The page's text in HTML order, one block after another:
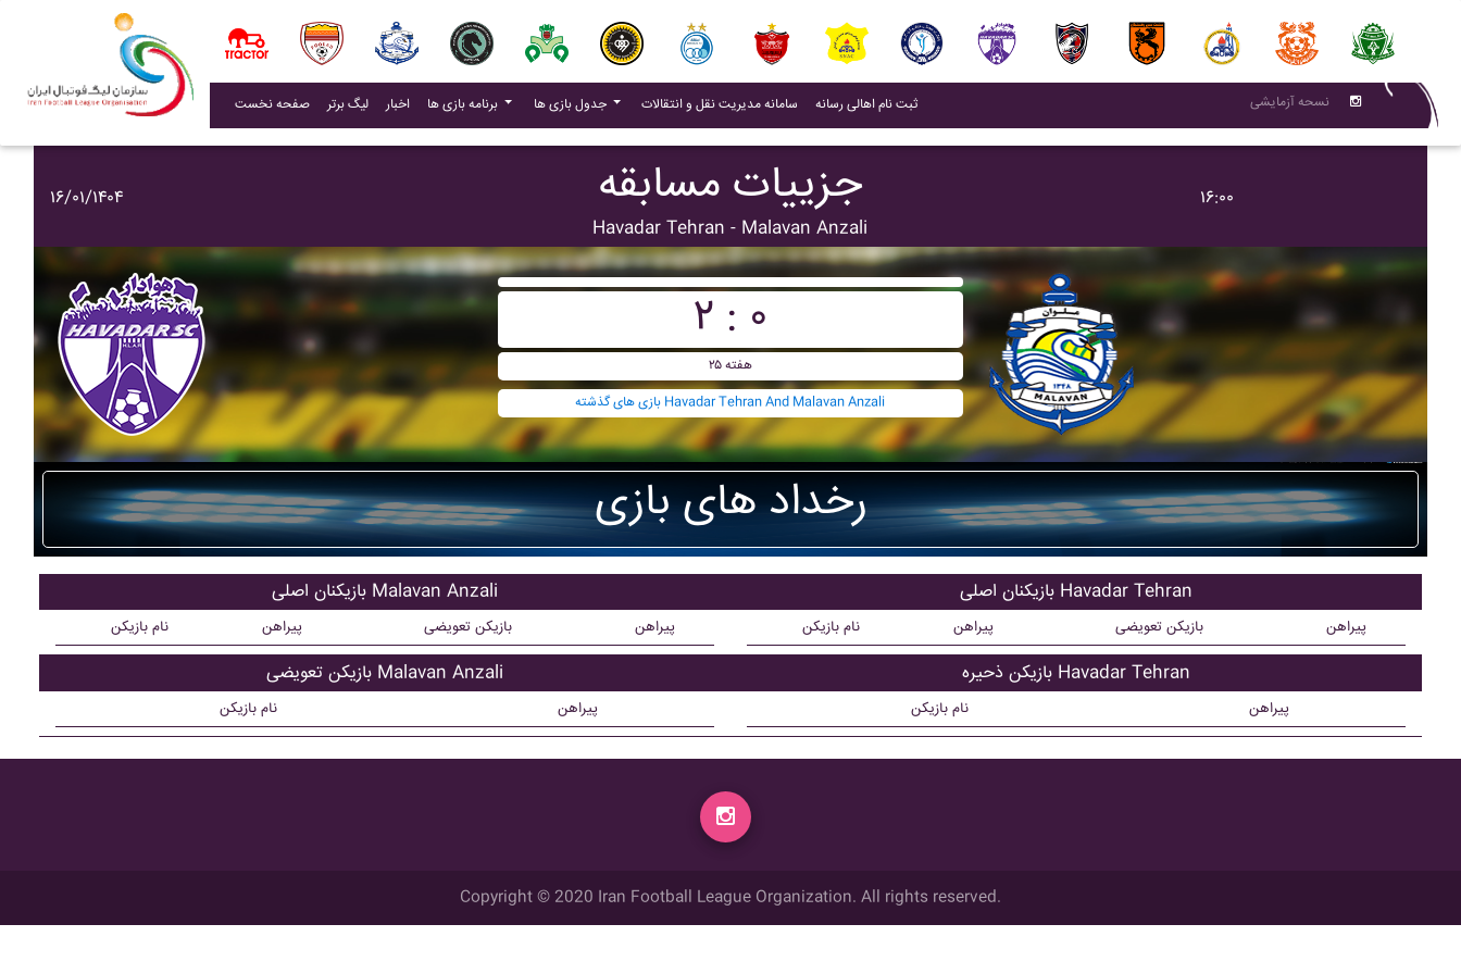
صفحه نخست لیگ برتر اخبار(current) برنامه بازی ها جدول بازی ها سامانه مدیریت نقل و انتقالات (current)
ثبت نام اهالی رسانه(current) نسحه آزمایشی
۱۶/۰۱/۱۴۰۴ جزییات مسابقه
Havadar Tehran - Malavan Anzali
۱۶:۰۰
۲ : ۰
هفته ۲۵
بازی های گذشته Havadar Tehran And Malavan Anzali
رخداد های بازی
بازیکنان اصلی Malavan Anzali
نام بازیکن پیراهن بازیکن تعویضی پیراهن
بازیکن تعویضی Malavan Anzali
نام بازیکن پیراهن
بازیکنان اصلی Havadar Tehran
نام بازیکن پیراهن بازیکن تعویضی پیراهن
بازیکن ذحیره Havadar Tehran
نام بازیکن پیراهن
Copyright © 2020 Iran Football League Organization. All rights reserved.